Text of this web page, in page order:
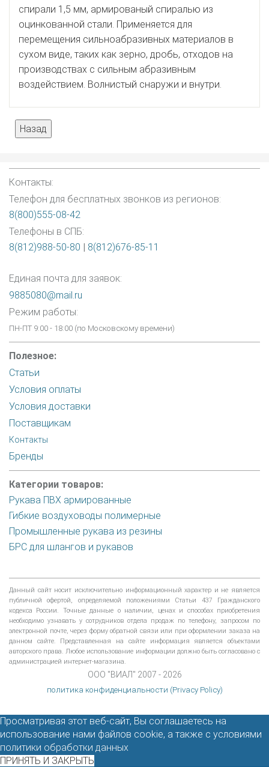
спирали 1,5 мм, армированый спиралью из
оцинкованной стали. Применяется для
перемещения сильноабразивных материалов в
сухом виде, таких как зерно, дробь, отходов на
производствах с сильным абразивным
воздействием. Волнистый снаружи и внутри.
Контакты:
Телефон для бесплатных звонков из регионов:
8(800)555-08-42
Телефоны в СПБ:
8(812)988-50-80 | 8(812)676-85-11
Единая почта для заявок:
9885080@mail.ru
Режим работы:
ПН-ПТ 9:00 - 18:00 (по Московскому времени)
Полезное:
Статьи
Условия оплаты
Условия доставки
Поставщикам
Контакты
Бренды
Категории товаров:
Рукава ПВХ армированные
Гибкие воздуховоды полимерные
Промышленные рукава из резины
БРС для шлангов и рукавов
Данный сайт носит исключительно информационный характер и не является
публичной офертой, определяемой положениями Статьи 437 Гражданского
кодекса России. Точные данные о наличии, ценах и способах приобретения
необходимо узнавать у сотрудников отдела продаж по телефону, запросом по
электронной почте, через форму обратной связи или при оформлении заказа на
данном сайте. Представленная на сайте информация является объектами
авторского права. Любое использование информации должно быть согласовано с
администрацией интернет-магазина.
ООО "ВИАЛ" 2007 - 2026
политика конфиденциальности (Privacy Policy)
Просматривая этот веб-сайт, Вы соглашаетесь на
использование нами файлов cookie, а также с условиями
политики обработки данных
ПРИНЯТЬ И ЗАКРЫТЬ